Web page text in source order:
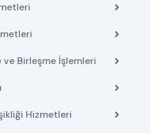
Birleşme İşlemleri
Hizmetleri